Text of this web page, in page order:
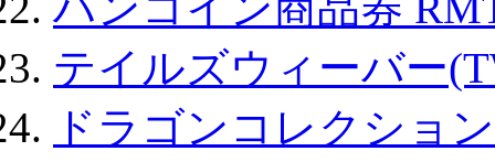
テイルズウィーバー
ドラゴンコレクショ